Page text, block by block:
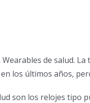
de salud.
los últimos años,
son los relojes